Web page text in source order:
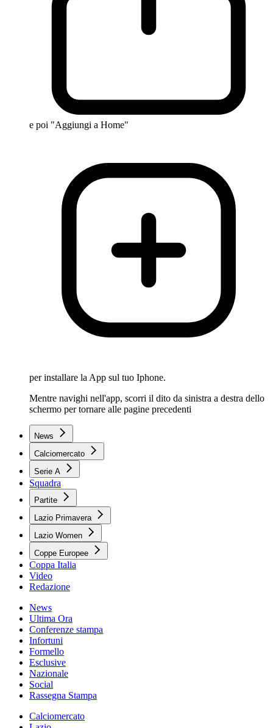
e poi "Aggiungi a Home"
per installare la App sul tuo Iphone.
Mentre navighi nell'app, scorri il dito da sinistra a destra dello
schermo per tornare alle pagine precedenti
News
Calciomercato
Serie A
Squadra
Partite
Lazio Primavera
Lazio Women
Coppe Europee
Coppa Italia
Video
Redazione
News
Ultima Ora
Conferenze stampa
Infortuni
Formello
Esclusive
Nazionale
Social
Rassegna Stampa
Calciomercato